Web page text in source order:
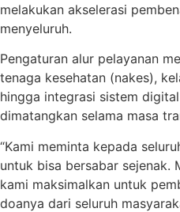
melakukan akselerasi
menyeluruh.
Pengaturan alur pelayanan
tenaga kesehatan (nakes),
hingga integrasi sistem
dimatangkan selama masa
“Kami meminta kepada
untuk bisa bersabar sejenak.
kami maksimalkan untuk
doanya dari seluruh